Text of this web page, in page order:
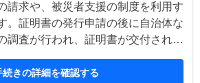
請求や、被災者支援の制度を利用す
。証明書の発行申請の後に自治体な
調査が行われ、証明書が交付されま
続きの詳細を確認する